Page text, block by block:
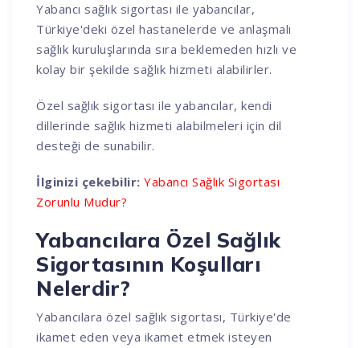
Yabancı sağlık sigortası ile yabancılar,
Türkiye'deki özel hastanelerde ve anlaşmalı
sağlık kuruluşlarında sıra beklemeden hızlı ve
kolay bir şekilde sağlık hizmeti alabilirler.
Özel sağlık sigortası ile yabancılar, kendi
dillerinde sağlık hizmeti alabilmeleri için dil
desteği de sunabilir.
İlginizi çekebilir:Yabancı Sağlık Sigortası
Zorunlu Mudur?
Yabancılara Özel Sağlık
Sigortasının Koşulları
Nelerdir?
Yabancılara özel sağlık sigortası, Türkiye'de
ikamet eden veya ikamet etmek isteyen